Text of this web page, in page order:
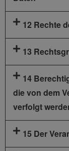
12 Rechte
13
14
die von dem
verfolgt
15 Der